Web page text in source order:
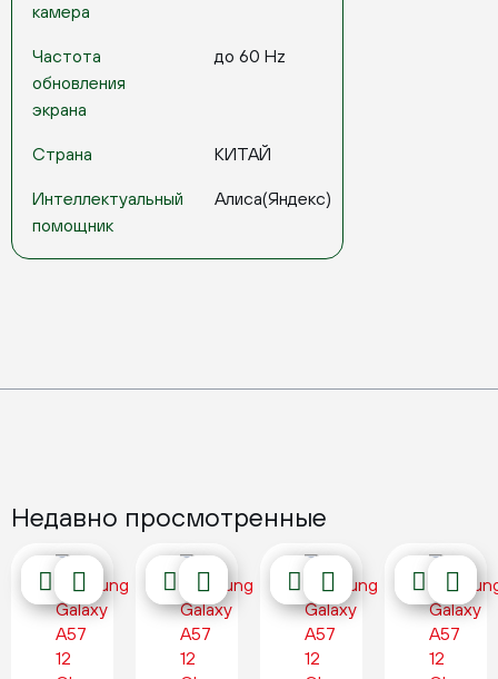
камера
Частота
обновления
экрана
до 60 Hz
Страна КИТАЙ
Интеллектуальный
помощник
Алиса(Яндекс)
Недавно просмотренные